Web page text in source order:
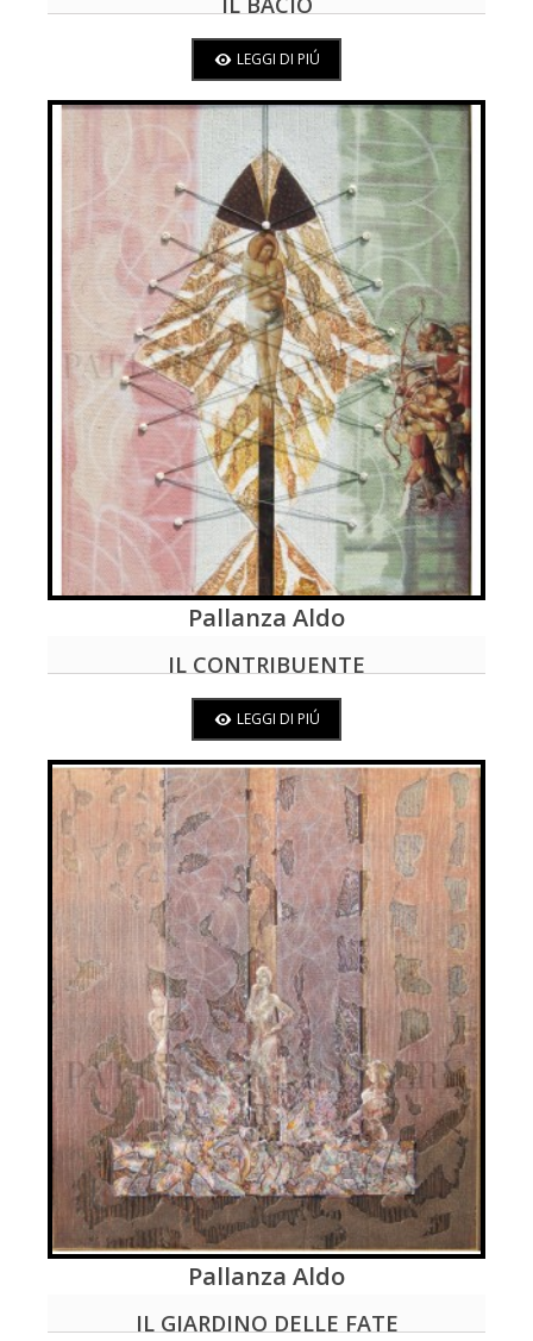
LEGGI DI PIÚ
LEGGI DI PIÚ
Pallanza Aldo
IL CONTRIBUENTE
LEGGI DI PIÚ
LEGGI DI PIÚ
Pallanza Aldo
IL GIARDINO DELLE FATE